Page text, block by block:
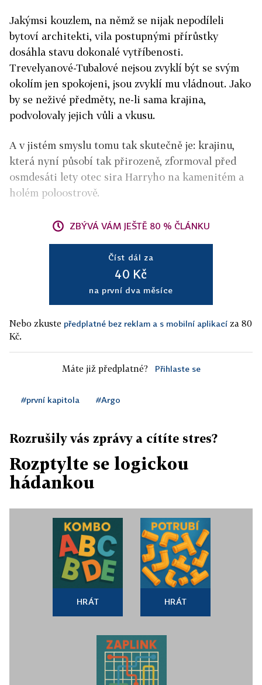
Jakýmsi kouzlem, na němž se nijak nepodíleli
bytoví architekti, vila postupnými přírůstky
dosáhla stavu dokonalé vytříbenosti.
Trevelyanové-Tubalové nejsou zvyklí být se svým
okolím jen spokojeni, jsou zvyklí mu vládnout. Jako
by se neživé předměty, ne-li sama krajina,
podvolovaly jejich vůli a vkusu.
A v jistém smyslu tomu tak skutečně je: krajinu,
která nyní působí tak přirozeně, zformoval před
osmdesáti lety otec sira Harryho na kamenitém a
holém poloostrově.
ZBÝVÁ VÁM JEŠTĚ 80 % ČLÁNKU
Číst dál za
40 Kč
na první dva měsíce
Nebo zkuste předplatné bez reklam a s mobilní aplikací za 80
Kč.
Máte již předplatné? Přihlaste se
#první kapitola #Argo
Rozrušily vás zprávy a cítíte stres?
Rozptylte se logickou
hádankou
HRÁT HRÁT